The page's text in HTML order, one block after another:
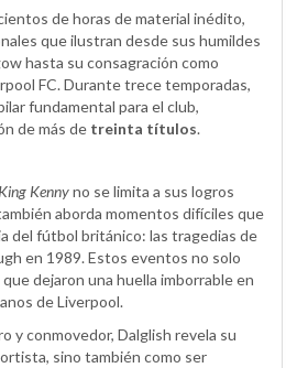
de horas de material inédito,
que ilustran desde sus humildes
hasta su consagración como
FC. Durante trece temporadas,
fundamental para el club,
de más de treinta títulos.
King Kennyno se limita a sus logros
aborda momentos difíciles que
del fútbol británico: las tragedias de
en 1989. Estos eventos no solo
dejaron una huella imborrable en
de Liverpool.
y conmovedor, Dalglish revela su
sino también como ser